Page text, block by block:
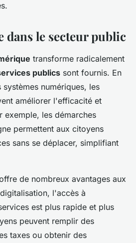
dans le secteur public
transforme radicalement
publics sont fournis. En
numériques, les
améliorer l'efficacité et
exemple, les démarches
permettent aux citoyens
sans se déplacer, simplifiant
de nombreux avantages aux
l'accès à
est plus rapide et plus
peuvent remplir des
taxes ou obtenir des